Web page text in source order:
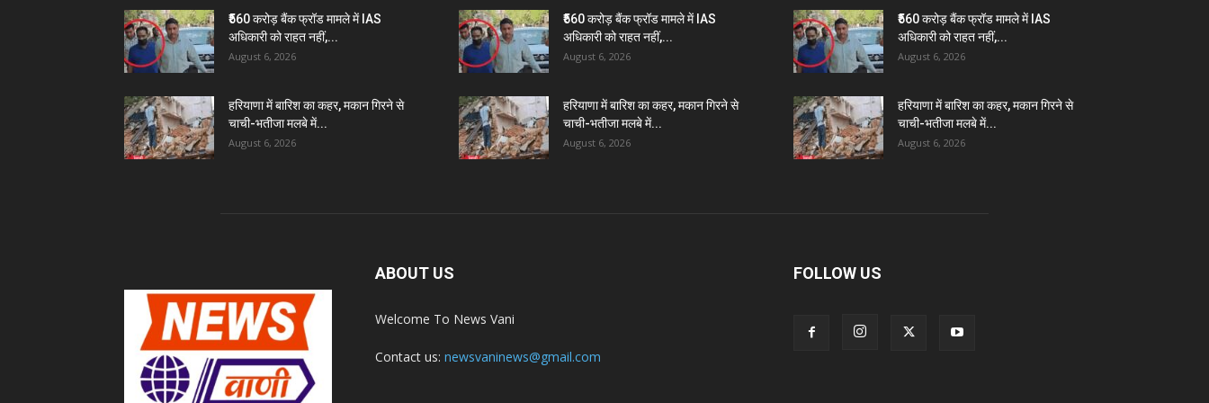
₹560 करोड़ बैंक फ्रॉड मामले में IAS
अधिकारी को राहत नहीं,...
August 6, 2026
हरियाणा में बारिश का कहर, मकान गिरने से
चाची-भतीजा मलबे में...
August 6, 2026
₹560 करोड़ बैंक फ्रॉड मामले में IAS
अधिकारी को राहत नहीं,...
August 6, 2026
हरियाणा में बारिश का कहर, मकान गिरने से
चाची-भतीजा मलबे में...
August 6, 2026
₹560 करोड़ बैंक फ्रॉड मामले में IAS
अधिकारी को राहत नहीं,...
August 6, 2026
हरियाणा में बारिश का कहर, मकान गिरने से
चाची-भतीजा मलबे में...
August 6, 2026
ABOUT US
Welcome To News Vani
Contact us: newsvaninews@gmail.com
FOLLOW US